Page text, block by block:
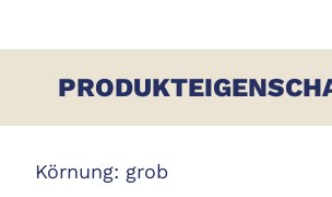
Körnung: grob